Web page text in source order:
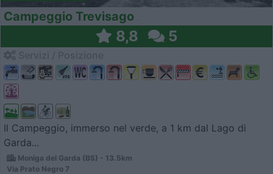
Campeggio Trevisago
8,8 5
Il Campeggio, immerso nel verde, a 1 km dal Lago di
Garda...
Moniga del Garda (BS) - 13.5km
Via Prato Negro 7